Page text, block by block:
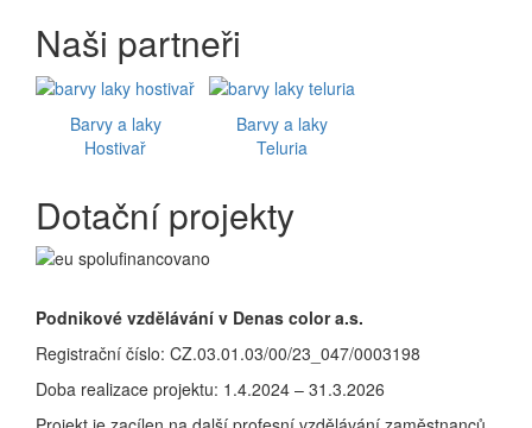
Naši partneři
Barvy a laky
Hostivař
Barvy a laky
Teluria
Dotační projekty
Podnikové vzdělávání v Denas color a.s.
Registrační číslo: CZ.03.01.03/00/23_047/0003198
Doba realizace projektu: 1.4.2024 – 31.3.2026